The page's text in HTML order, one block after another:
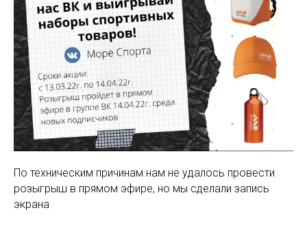
По техническим причинам нам не удалось провести
розыгрыш в прямом эфире, но мы сделали запись
экрана